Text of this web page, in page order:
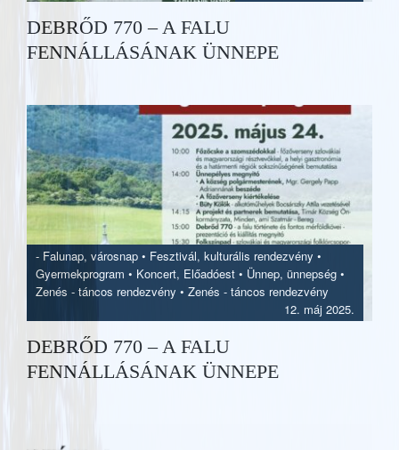
DEBRŐD 770 – A FALU
FENNÁLLÁSÁNAK ÜNNEPE
- Falunap, városnap • Fesztivál, kulturális rendezvény •
Gyermekprogram • Koncert, Előadóest • Ünnep, ünnepség •
Zenés - táncos rendezvény • Zenés - táncos rendezvény
12. máj 2025.
DEBRŐD 770 – A FALU
FENNÁLLÁSÁNAK ÜNNEPE